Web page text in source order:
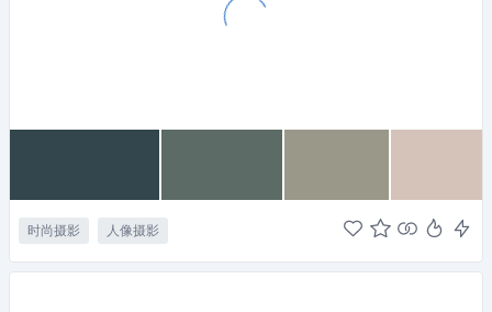
时尚摄影 人像摄影